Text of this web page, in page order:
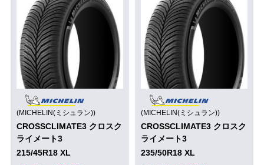
(MICHELIN(ミシュラン))
CROSSCLIMATE3 クロスク
ライメート3
215/45R18 XL
(MICHELIN(ミシュラン))
CROSSCLIMATE3 クロスク
ライメート3
235/50R18 XL